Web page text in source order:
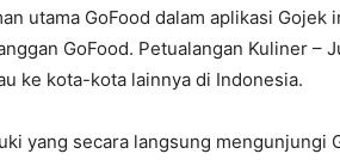
utama GoFood dalam aplikasi Gojek
GoFood. Petualangan Kuliner –
ke kota-kota lainnya di Indonesia.
yang secara langsung mengunjungi